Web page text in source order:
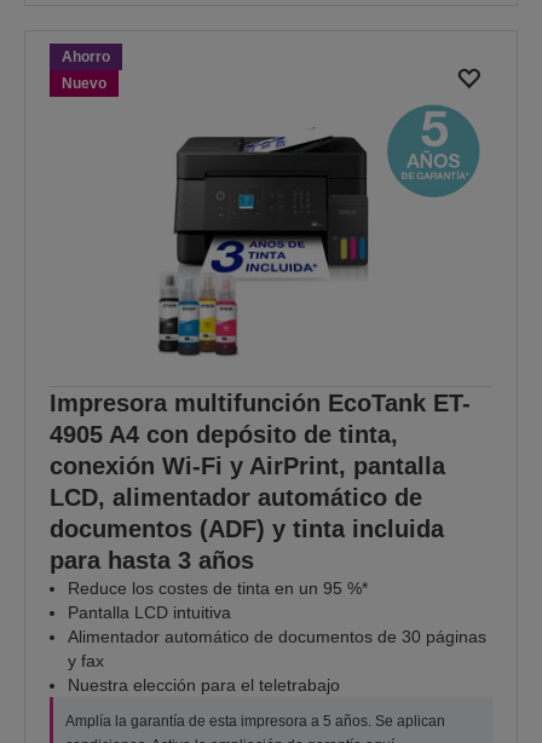
Ahorro
Nuevo
Impresora multifunción EcoTank ET-
4905 A4 con depósito de tinta,
conexión Wi-Fi y AirPrint, pantalla
LCD, alimentador automático de
documentos (ADF) y tinta incluida
para hasta 3 años
Reduce los costes de tinta en un 95 %*
Pantalla LCD intuitiva
Alimentador automático de documentos de 30 páginas
y fax
Nuestra elección para el teletrabajo
Amplía la garantía de esta impresora a 5 años. Se aplican